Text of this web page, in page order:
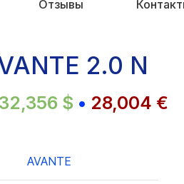
Отзывы
2.0 N
32,356 $ • 28,004 €
AVANTE